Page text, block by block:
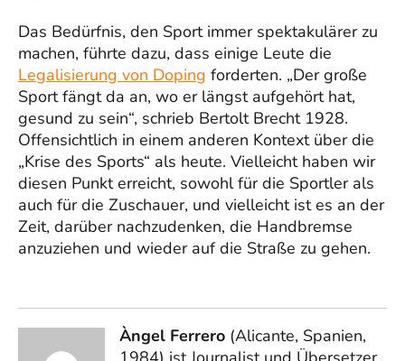
Das Bedürfnis, den Sport immer spektakulärer zu
machen, führte dazu, dass einige Leute die
Legalisierung von Doping forderten. „Der große
Sport fängt da an, wo er längst aufgehört hat,
gesund zu sein“, schrieb Bertolt Brecht 1928.
Offensichtlich in einem anderen Kontext über die
„Krise des Sports“ als heute. Vielleicht haben wir
diesen Punkt erreicht, sowohl für die Sportler als
auch für die Zuschauer, und vielleicht ist es an der
Zeit, darüber nachzudenken, die Handbremse
anzuziehen und wieder auf die Straße zu gehen.
Àngel Ferrero (Alicante, Spanien,